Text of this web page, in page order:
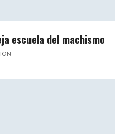
escuela del machismo